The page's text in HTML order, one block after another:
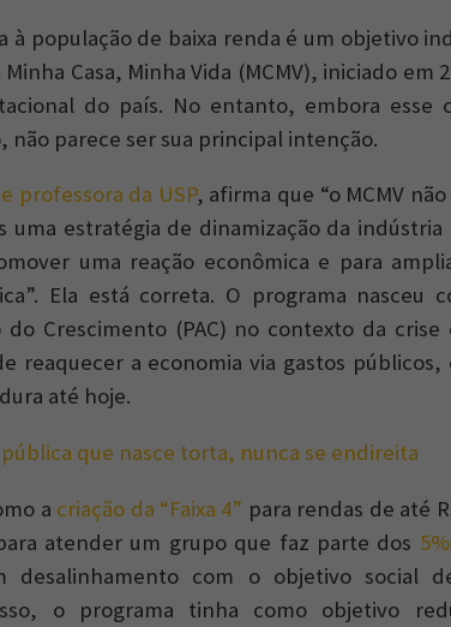
à população de baixa renda é um objetivo
Casa, Minha Vida (MCMV), iniciado em
do país. No entanto, embora esse
não parece ser sua principal intenção.
professora da USP, afirma que “o MCMV
uma estratégia de dinamização da indústria
uma reação econômica e para
Ela está correta. O programa nasceu
do Crescimento (PAC) no contexto da crise
reaquecer a economia via gastos
até hoje.
pública que nasce torta, nunca se endireita
a criação da “Faixa 4” para rendas de até
atender um grupo que faz parte dos
com o objetivo social
o programa tinha como objetivo